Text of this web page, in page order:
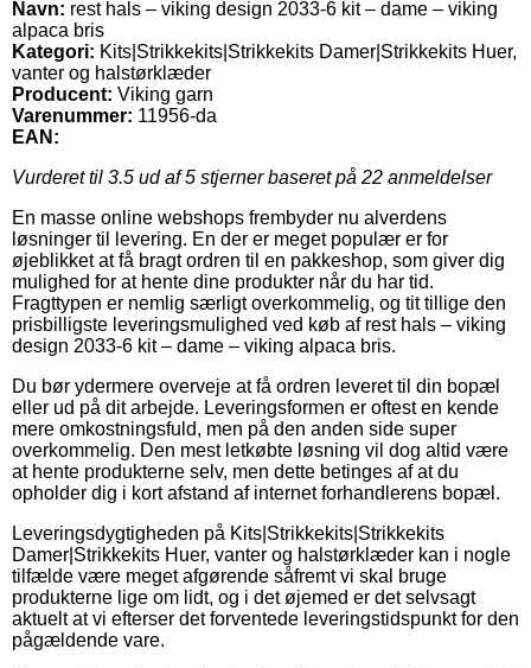
Navn: rest hals – viking design 2033-6 kit – dame – viking
alpaca bris
Kategori: Kits|Strikkekits|Strikkekits Damer|Strikkekits Huer,
vanter og halstørklæder
Producent: Viking garn
Varenummer: 11956-da
EAN:
Vurderet til 3.5 ud af 5 stjerner baseret på 22 anmeldelser
En masse online webshops frembyder nu alverdens
løsninger til levering. En der er meget populær er for
øjeblikket at få bragt ordren til en pakkeshop, som giver dig
mulighed for at hente dine produkter når du har tid.
Fragttypen er nemlig særligt overkommelig, og tit tillige den
prisbilligste leveringsmulighed ved køb af rest hals – viking
design 2033-6 kit – dame – viking alpaca bris.
Du bør ydermere overveje at få ordren leveret til din bopæl
eller ud på dit arbejde. Leveringsformen er oftest en kende
mere omkostningsfuld, men på den anden side super
overkommelig. Den mest letkøbte løsning vil dog altid være
at hente produkterne selv, men dette betinges af at du
opholder dig i kort afstand af internet forhandlerens bopæl.
Leveringsdygtigheden på Kits|Strikkekits|Strikkekits
Damer|Strikkekits Huer, vanter og halstørklæder kan i nogle
tilfælde være meget afgørende såfremt vi skal bruge
produkterne lige om lidt, og i det øjemed er det selvsagt
aktuelt at vi efterser det forventede leveringstidspunkt for den
pågældende vare.